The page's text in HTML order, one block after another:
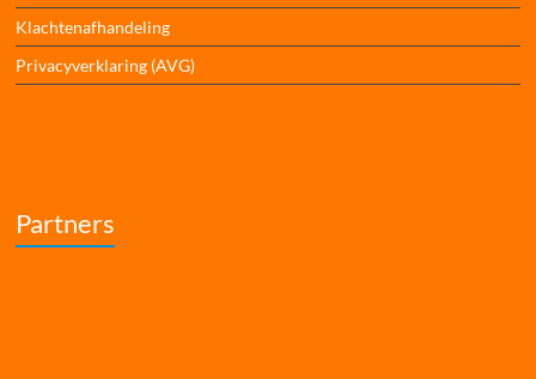
Klachtenafhandeling
Privacyverklaring (AVG)
Partners